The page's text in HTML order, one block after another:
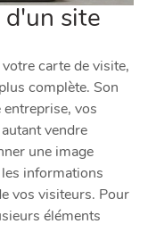
site
carte de visite,
complète. Son
vos
vendre
une image
informations
vos visiteurs. Pour
éléments